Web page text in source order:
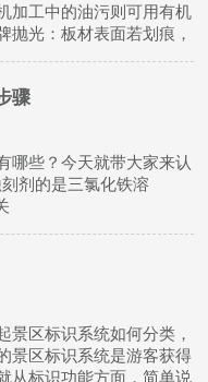
加工中的油污则可用有机
抛光：板材表面若划痕，
骤
哪些？今天就带大家来认
剂的是三氯化铁溶
景区标识系统如何分类，
景区标识系统是游客获得
从标识功能方面，简单说